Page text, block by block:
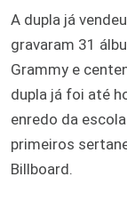
A dupla já
gravaram 31
Grammy e
dupla já foi até
enredo da
primeiros
Billboard.